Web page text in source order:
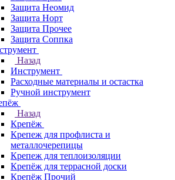
Защита Неомид
Защита Норт
Защита Прочее
Защита Соппка
Назад
Инструмент
Расходные материалы и остастка
Ручной инструмент
Назад
Крепёж
Крепеж для профлиста и
металлочерепицы
Крепеж для теплоизоляции
Крепёж для террасной доски
Крепёж Прочий